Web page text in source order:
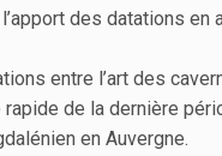
des datations en
entre l’art des
de la dernière
en Auvergne.